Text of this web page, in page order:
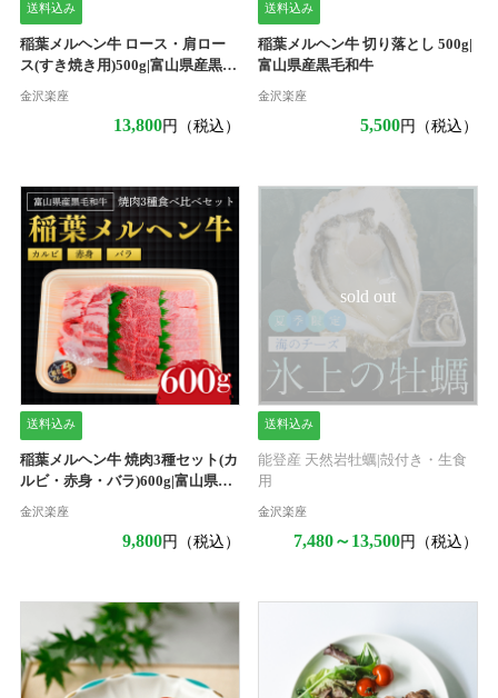
送料込み
稲葉メルヘン牛 ロース・肩ロー
ス(すき焼き用)500g|富山県産黒毛
和牛
金沢楽座
13,800円（税込）
送料込み
稲葉メルヘン牛 切り落とし 500g|
富山県産黒毛和牛
金沢楽座
5,500円（税込）
送料込み
稲葉メルヘン牛 焼肉3種セット(カ
ルビ・赤身・バラ)600g|富山県産
黒毛和牛
金沢楽座
9,800円（税込）
sold out
送料込み
能登産 天然岩牡蠣|殻付き・生食
用
金沢楽座
7,480～13,500円（税込）